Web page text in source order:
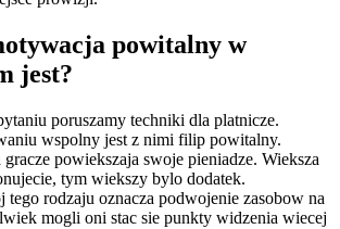
powitalny w
jest?
poruszamy techniki dla platnicze.
wspolny jest z nimi filip powitalny.
gracze powiekszaja swoje pieniadze. Wieksza
tym wiekszy bylo dodatek.
tego rodzaju oznacza podwojenie zasobow na
mogli oni stac sie punkty widzenia wiecej